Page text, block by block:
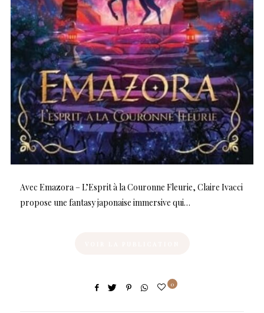
Avec Emazora – L’Esprit à la Couronne Fleurie, Claire Ivacci
propose une fantasy japonaise immersive qui…
0